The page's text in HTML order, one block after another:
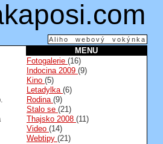
Aliho webový vokýnka
MENU
Fotogalerie (16)
Indocina 2009 (9)
Kino (5)
Letadylka (6)
Rodina (9)
Stalo se (21)
Thajsko 2008 (11)
Video (14)
Webtipy (21)